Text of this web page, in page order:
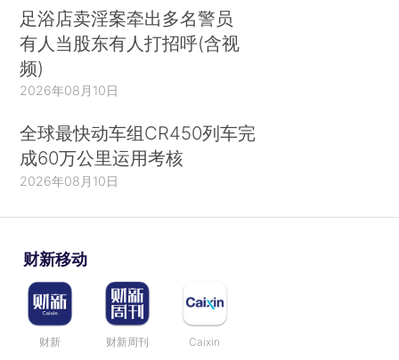
足浴店卖淫案牵出多名警员
有人当股东有人打招呼(含视
频)
2026年08月10日
全球最快动车组CR450列车完
成60万公里运用考核
2026年08月10日
财新移动
财新 财新周刊 Caixin